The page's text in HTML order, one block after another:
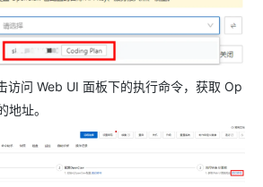
访问 Web UI 面板下的执行命令，获取 Op
址。